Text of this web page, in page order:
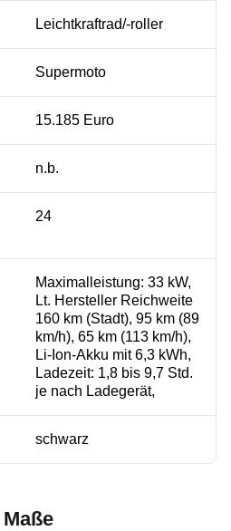
Leichtkraftrad/-roller
Supermoto
15.185 Euro
n.b.
24
Maximalleistung: 33 kW,
Lt. Hersteller Reichweite
160 km (Stadt), 95 km (89
km/h), 65 km (113 km/h),
Li-Ion-Akku mit 6,3 kWh,
Ladezeit: 1,8 bis 9,7 Std.
je nach Ladegerät,
schwarz
Maße